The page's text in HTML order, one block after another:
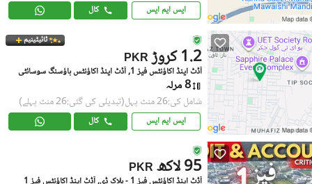
ایس ایم ایس کال
ٹائیٹینیم
PKR 1.2 کروڑ
آڈٹ اینڈ اکاؤنٹس فیز 1, آڈٹ اینڈ اکاؤنٹس ہاؤسنگ سوسائٹی
8 مرلہ
شامل کی:26 منٹ پہل (تبدیلی کی گئی:26 منٹ پہلے)
ایس ایم ایس کال
PKR 95 لاکھ